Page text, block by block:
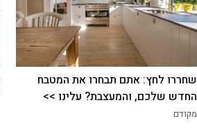
שחררו לחץ: אתם תבחרו את המטבח
החדש שלכם, והמעצבת? עלינו >>
מקודם